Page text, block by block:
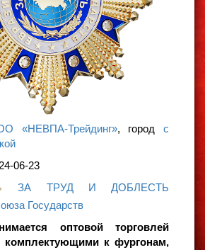
«НЕВПА-Трейдинг», город с
06-23
ЗА ТРУД И ДОБЛЕСТЬ
Государств
оптовой торговлей
комплектующими к фургонам,